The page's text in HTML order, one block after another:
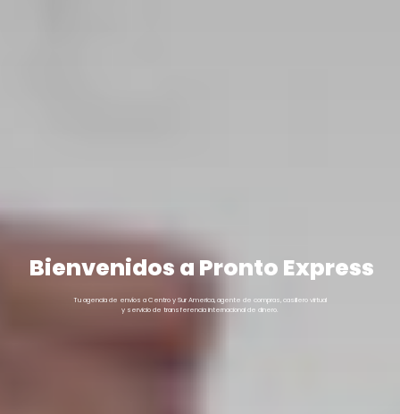
Bienvenidos aPronto Express
Tuagenciade envíos aCentroySurAmerica,agente de compras,casillerovirtual
y serviciode transferenciainternacionalde dinero.